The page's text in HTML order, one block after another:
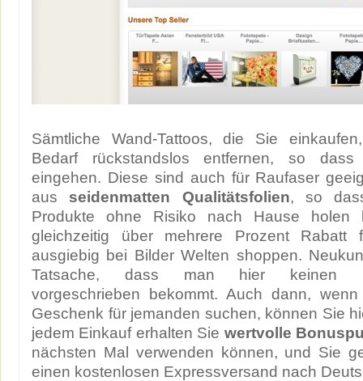
Sämtliche Wand-Tattoos, die Sie
Bedarf rückstandslos entfernen, so
eingehen. Diese sind auch für Raufaser
aus seidenmatten Qualitätsfolien, so
Produkte ohne Risiko nach Hause holen
gleichzeitig über mehrere Prozent Rabatt
ausgiebig bei Bilder Welten shoppen.
Tatsache, dass man hier keinen
vorgeschrieben bekommt. Auch dann,
Geschenk für jemanden suchen, können Sie
jedem Einkauf erhalten Sie wertvolle
nächsten Mal verwenden können, und Sie
einen kostenlosen Expressversand nach